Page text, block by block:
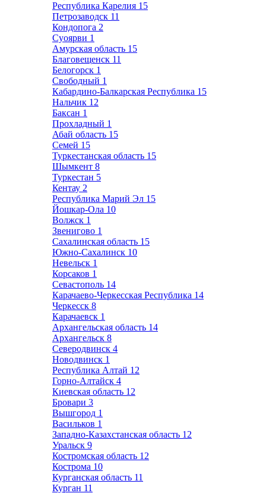
Республика Карелия 15
Петрозаводск 11
Кондопога 2
Суоярви 1
Амурская область 15
Благовещенск 11
Белогорск 1
Свободный 1
Кабардино-Балкарская Республика 15
Нальчик 12
Баксан 1
Прохладный 1
Абай область 15
Семей 15
Туркестанская область 15
Шымкент 8
Туркестан 5
Кентау 2
Республика Марий Эл 15
Йошкар-Ола 10
Волжск 1
Звенигово 1
Сахалинская область 15
Южно-Сахалинск 10
Невельск 1
Корсаков 1
Севастополь 14
Карачаево-Черкесская Республика 14
Черкесск 8
Карачаевск 1
Архангельская область 14
Архангельск 8
Северодвинск 4
Новодвинск 1
Республика Алтай 12
Горно-Алтайск 4
Киевская область 12
Бровари 3
Вышгород 1
Васильков 1
Западно-Казахстанская область 12
Уральск 9
Костромская область 12
Кострома 10
Курганская область 11
Курган 11